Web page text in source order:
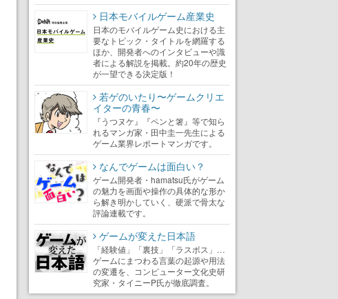
日本モバイルゲーム産業史
日本のモバイルゲーム史における主
要なトピック・タイトルを網羅する
ほか、開発者へのインタビューや識
者による解説を掲載。約20年の歴史
が一望できる決定版！
若ゲのいたり〜ゲームクリエ
イターの青春〜
『うつヌケ』『ペンと箸』等で知ら
れるマンガ家・田中圭一先生による
ゲーム業界レポートマンガです。
なんでゲームは面白い？
ゲーム開発者・hamatsu氏がゲーム
の魅力を画面や操作の具体的な形か
ら解き明かしていく、硬派で骨太な
評論連載です。
ゲームが変えた日本語
「経験値」「裏技」「ラスボス」…
ゲームにまつわる言葉の起源や用法
の変遷を、コンピューター文化史研
究家・タイニーP氏が徹底調査。